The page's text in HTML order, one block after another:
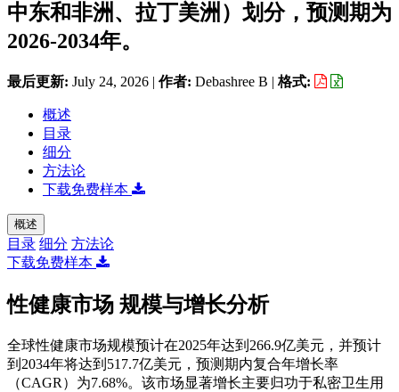
中东和非洲、拉丁美洲）划分，预测期为
2026-2034年。
最后更新: July 24, 2026 | 作者: Debashree B | 格式:
概述
目录
细分
方法论
下载免费样本
概述
目录 细分 方法论
下载免费样本
性健康市场 规模与增长分析
全球性健康市场规模预计在2025年达到266.9亿美元，并预计
到2034年将达到517.7亿美元，预测期内复合年增长率
（CAGR）为7.68%。该市场显著增长主要归功于私密卫生用